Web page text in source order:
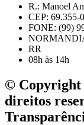
R.: Manoel
CEP: 69.355-
FONE: (99)
RR
08h às 14h
© Copyright
direitos